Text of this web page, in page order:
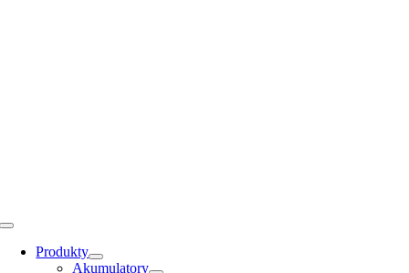
Toggle
NavigationProdukty
Akumulatory